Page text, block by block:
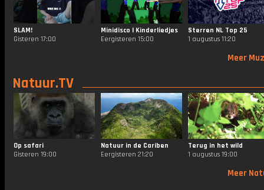
SLAM!
Gisteren 17:00
Minidisco | Kinderliedjes
Eergisteren 15:00
Sterren NL Top 25
1 augustus 11:20
Meer
Natuur.TV
Op safari
Gisteren 19:00
Natuur in de Cariben
Eergisteren 21:20
Terug in het wild
1 augustus 19:00
Meer